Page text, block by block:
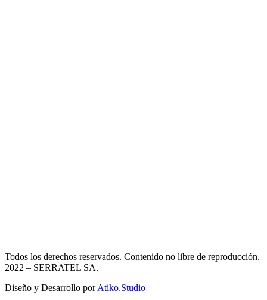
Todos los derechos reservados. Contenido no libre de reproducción.
2022 – SERRATEL SA.
Diseño y Desarrollo porAtiko.Studio